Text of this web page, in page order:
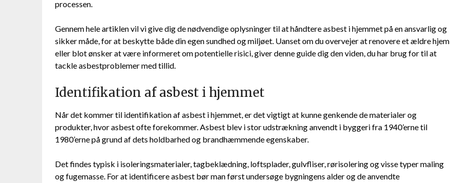
processen.
Gennem hele artiklen vil vi give dig de nødvendige oplysninger til at håndtere asbest i hjemmet på en ansvarlig og
sikker måde, for at beskytte både din egen sundhed og miljøet. Uanset om du overvejer at renovere et ældre hjem
eller blot ønsker at være informeret om potentielle risici, giver denne guide dig den viden, du har brug for til at
tackle asbestproblemer med tillid.
Identifikation af asbest i hjemmet
Når det kommer til identifikation af asbest i hjemmet, er det vigtigt at kunne genkende de materialer og
produkter, hvor asbest ofte forekommer. Asbest blev i stor udstrækning anvendt i byggeri fra 1940’erne til
1980’erne på grund af dets holdbarhed og brandhæmmende egenskaber.
Det findes typisk i isoleringsmaterialer, tagbeklædning, loftsplader, gulvfliser, rørisolering og visse typer maling
og fugemasse. For at identificere asbest bør man først undersøge bygningens alder og de anvendte